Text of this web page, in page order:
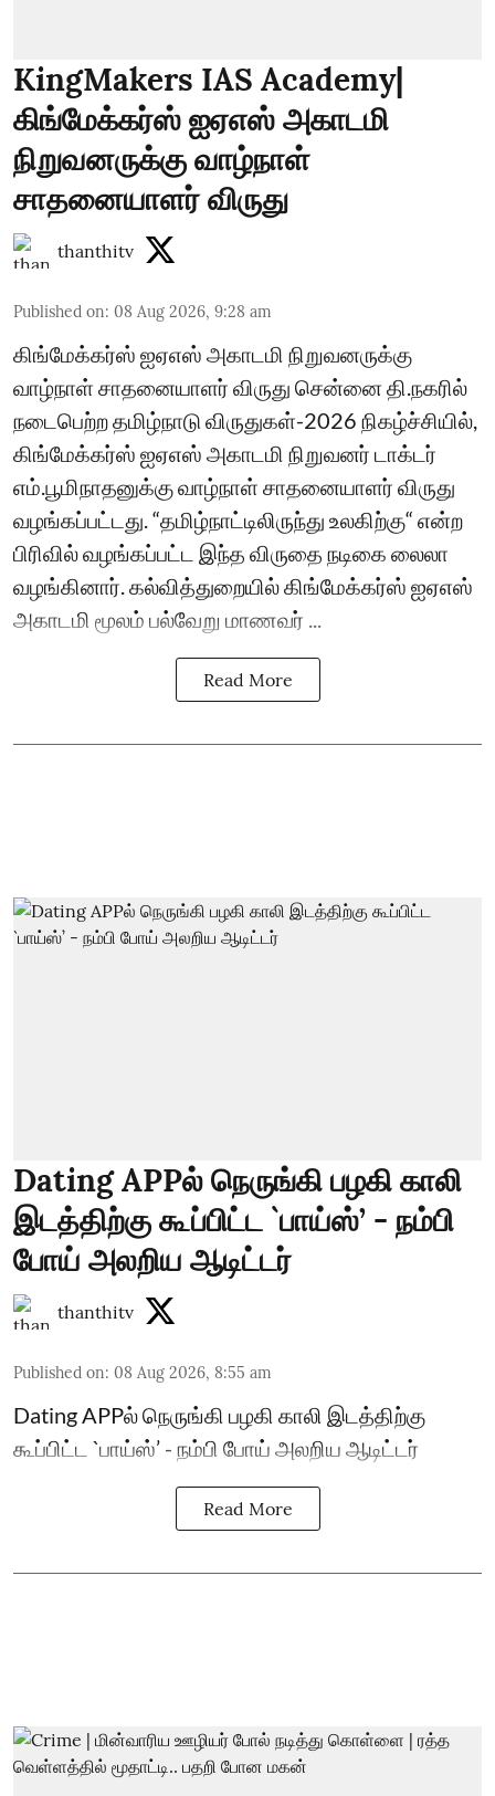
KingMakers IAS Academy|
கிங்மேக்கர்ஸ் ஐஏஎஸ் அகாடமி
நிறுவனருக்கு வாழ்நாள்
சாதனையாளர் விருது
thanthitv
Published on: 08 Aug 2026, 9:28 am
கிங்மேக்கர்ஸ் ஐஏஎஸ் அகாடமி நிறுவனருக்கு
வாழ்நாள் சாதனையாளர் விருது சென்னை தி.நகரில்
நடைபெற்ற தமிழ்நாடு விருதுகள்-2026 நிகழ்ச்சியில்,
கிங்மேக்கர்ஸ் ஐஏஎஸ் அகாடமி நிறுவனர் டாக்டர்
எம்.பூமிநாதனுக்கு வாழ்நாள் சாதனையாளர் விருது
வழங்கப்பட்டது. “தமிழ்நாட்டிலிருந்து உலகிற்கு“ என்ற
பிரிவில் வழங்கப்பட்ட இந்த விருதை நடிகை லைலா
வழங்கினார். கல்வித்துறையில் கிங்மேக்கர்ஸ் ஐஏஎஸ்
அகாடமி மூலம் பல்வேறு மாணவர் ...
Read More
Dating APPல் நெருங்கி பழகி காலி
இடத்திற்கு கூப்பிட்ட `பாய்ஸ்’ - நம்பி
போய் அலறிய ஆடிட்டர்
thanthitv
Published on: 08 Aug 2026, 8:55 am
Dating APPல் நெருங்கி பழகி காலி இடத்திற்கு
கூப்பிட்ட `பாய்ஸ்’ - நம்பி போய் அலறிய ஆடிட்டர்
Read More